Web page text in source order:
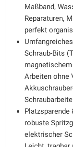
Maßband,
Reparaturen,
perfekt
Schraub-Bits
Arbeiten ohne
Platzsparende
robuste
elektrischer